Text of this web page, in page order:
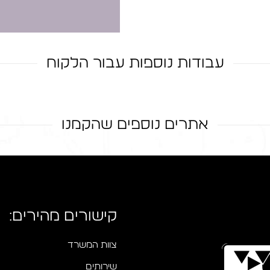
עבודות נוספות עבור הלקוח
אתרים נוספים שהקמנו
קישורים מהירים:
צוות המשרד
שירותים